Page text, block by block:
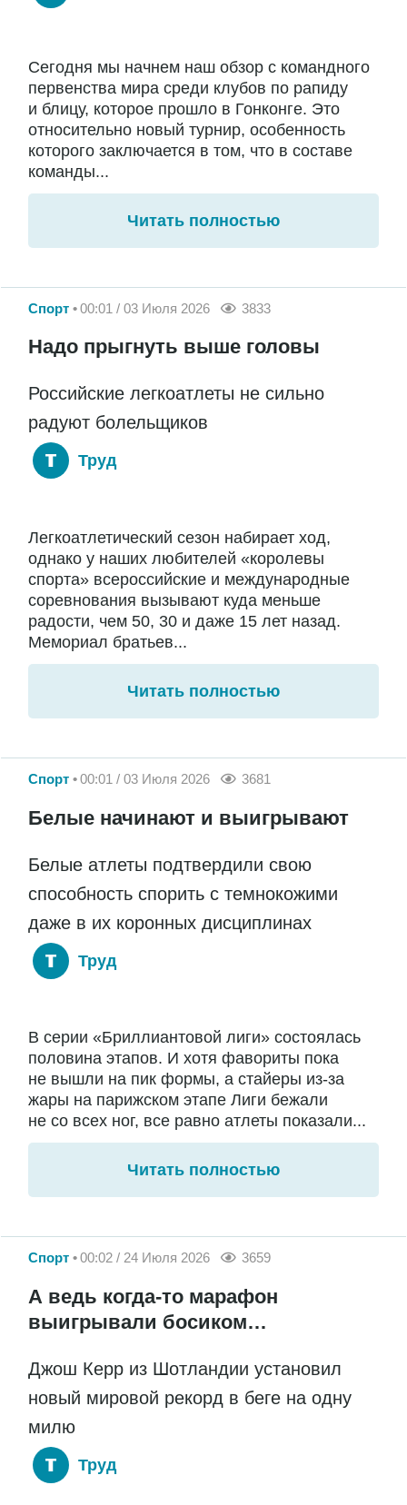
Сегодня мы начнем наш обзор с командного
первенства мира среди клубов по рапиду
и блицу, которое прошло в Гонконге. Это
относительно новый турнир, особенность
которого заключается в том, что в составе
команды...
Читать полностью
Спорт 00:01 / 03 Июля 2026 3833
Надо прыгнуть выше головы
Российские легкоатлеты не сильно
радуют болельщиков
Труд
Легкоатлетический сезон набирает ход,
однако у наших любителей «королевы
спорта» всероссийские и международные
соревнования вызывают куда меньше
радости, чем 50, 30 и даже 15 лет назад.
Мемориал братьев...
Читать полностью
Спорт 00:01 / 03 Июля 2026 3681
Белые начинают и выигрывают
Белые атлеты подтвердили свою
способность спорить с темнокожими
даже в их коронных дисциплинах
Труд
В серии «Бриллиантовой лиги» состоялась
половина этапов. И хотя фавориты пока
не вышли на пик формы, а стайеры из-за
жары на парижском этапе Лиги бежали
не со всех ног, все равно атлеты показали...
Читать полностью
Спорт 00:02 / 24 Июля 2026 3659
А ведь когда-то марафон
выигрывали босиком…
Джош Керр из Шотландии установил
новый мировой рекорд в беге на одну
милю
Труд